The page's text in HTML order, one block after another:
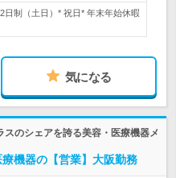
日制（土日）* 祝日* 年末年始休暇
気になる
のシェアを誇る美容・医療機器メ
機器の【営業】大阪勤務